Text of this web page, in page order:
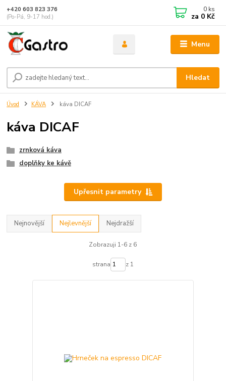
Menu
Hledat
+420 603 823 376
(Po-Pá, 9-17 hod.)
0 ks
za 0 Kč
Úvod KÁVA káva DICAF
káva DICAF
zrnková káva
doplňky ke kávě
Upřesnit parametry
Nejnovější Nejlevnější Nejdražší
Zobrazuji 1-6 z 6
strana z 1